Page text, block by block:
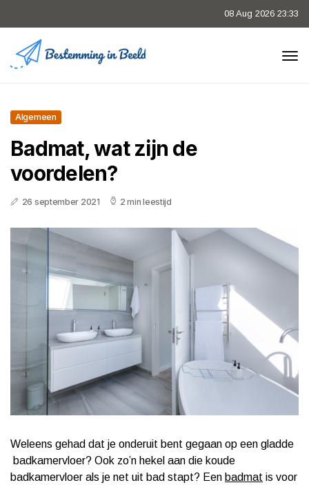
08 Aug 2026 23:33
Algemeen
Badmat, wat zijn de
voordelen?
26 september 2021 2 min leestijd
Weleens gehad dat je onderuit bent gegaan op een gladde
badkamervloer? Ook zo’n hekel aan die koude
badkamervloer als je net uit bad stapt? Een badmat is voor